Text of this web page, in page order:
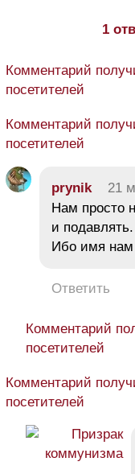
1
Комментарий
посетителей
Комментарий
посетителей
prynik 21
Нам просто
и подавлять.
Ибо имя нам
Ответить
Комментарий
посетителей
Комментарий
посетителей